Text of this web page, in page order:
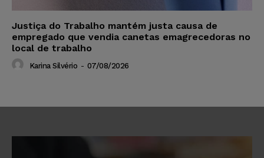
Justiça do Trabalho mantém justa causa de
empregado que vendia canetas emagrecedoras no
local de trabalho
Karina Silvério - 07/08/2026